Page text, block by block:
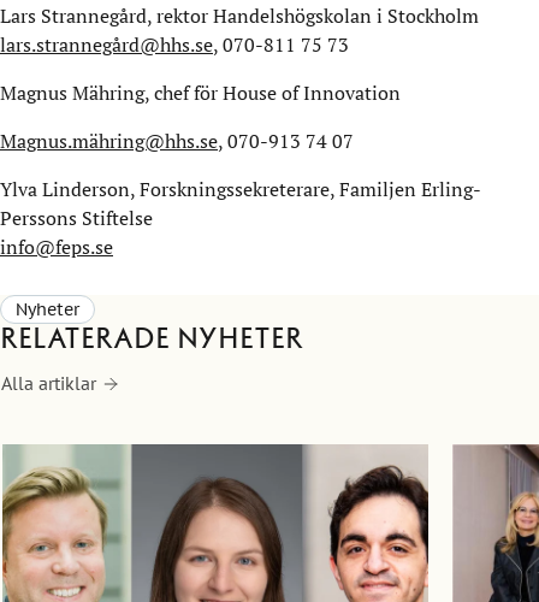
Lars Strannegård, rektor Handelshögskolan i Stockholm
lars.strannegård@hhs.se, 070-811 75 73
Magnus Mähring, chef för House of Innovation
Magnus.mähring@hhs.se, 070-913 74 07
Ylva Linderson, Forskningssekreterare, Familjen Erling-
Perssons Stiftelse
info@feps.se
Nyheter
Relaterade nyheter
Alla artiklar